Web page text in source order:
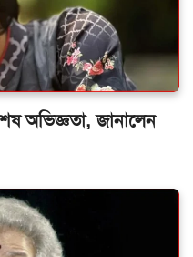
অভিজ্ঞতা, জানালেন